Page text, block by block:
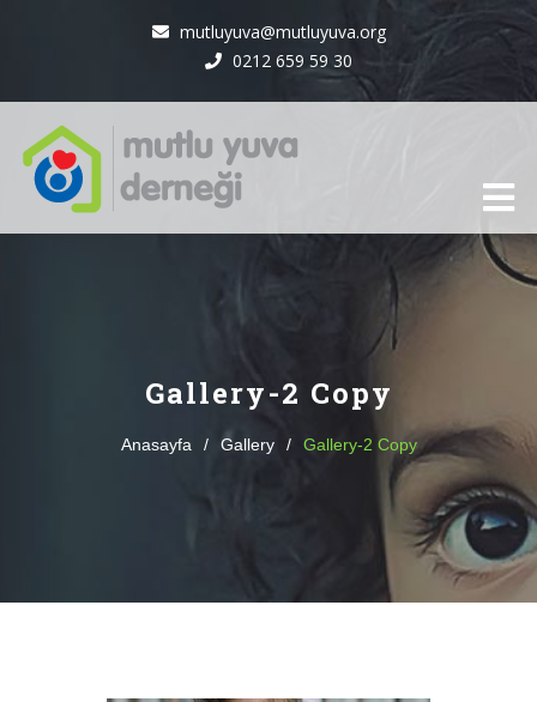
mutluyuva@mutluyuva.org
0212 659 59 30
Gallery-2 Copy
Anasayfa / Gallery / Gallery-2 Copy